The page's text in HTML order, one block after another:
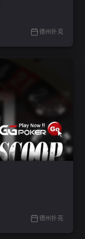
德州扑克
德州扑克